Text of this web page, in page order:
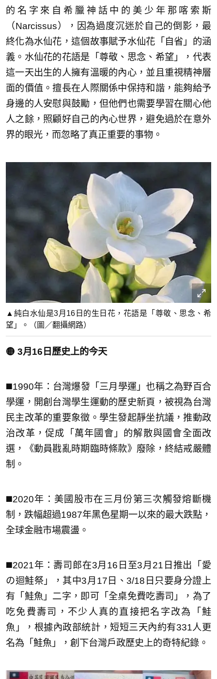
的名字來自希臘神話中的美少年那喀索斯
（Narcissus），因為過度沉迷於自己的倒影，最
終化為水仙花，這個故事賦予水仙花「自省」的涵
義。水仙花的花語是「尊敬、思念、希望」，代表
這一天出生的人擁有溫暖的內心，並且重視精神層
面的價值。擅長在人際關係中保持和諧，能夠給予
身邊的人安慰與鼓勵，但他們也需要學習在關心他
人之餘，照顧好自己的內心世界，避免過於在意外
界的眼光，而忽略了真正重要的事物。
▲純白水仙是3月16日的生日花，花語是「尊敬、思念、希
望」。（圖／翻攝網路）
🟡 3月16日歷史上的今天
◼️1990年：台灣爆發「三月學運」也稱之為野百合
學運，開創台灣學生運動的歷史新頁，被視為台灣
民主改革的重要象徵。學生發起靜坐抗議，推動政
治改革，促成「萬年國會」的解散與國會全面改
選，《動員戡亂時期臨時條款》廢除，終結戒嚴體
制。
◼️2020年：美國股市在三月份第三次觸發熔斷機
制，跌幅超過1987年黑色星期一以來的最大跌點，
全球金融市場震盪。
◼️2021年：壽司郎在3月16日至3月21日推出「愛
の迴鮭祭」，其中3月17日、3/18日只要身分證上
有「鮭魚」二字，即可「全桌免費吃壽司」，為了
吃免費壽司，不少人真的直接把名字改為「鮭
魚」，根據內政部統計，短短三天內約有331人更
名為「鮭魚」，創下台灣戶政歷史上的奇特紀錄。